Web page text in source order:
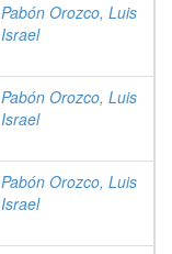
Pabón Orozco, Luis
Israel
Pabón Orozco, Luis
Israel
Pabón Orozco, Luis
Israel